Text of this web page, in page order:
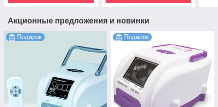
Акционные предложения и новинки
Подарок Подарок